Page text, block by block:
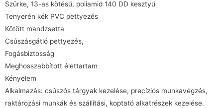
Szürke, 13-as kötésű, poliamid 140 DD kesztyű
Tenyerén kék PVC pettyezés
Kötött mandzsetta
Csúszásgátló pettyezés,
Fogásbiztosság
Meghosszabbított élettartam
Kényelem
Alkalmazás: csúszós tárgyak kezelése, precíziós munkavégzés,
raktározási munkák és szállítási, koptató alkatrészek kezelése.